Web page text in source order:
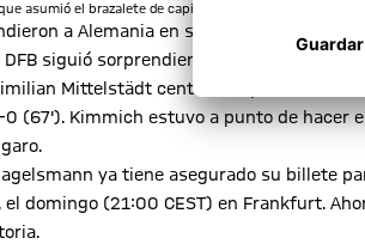
asumió el brazalete de capitán tras la sustitución de
a Alemania en sus anteriores
siguió sorprendiendo por su aplomo,
Mittelstädt centró con precisión al
(67'). Kimmich estuvo a punto de hacer
ya tiene asegurado su billete
domingo (21:00 CEST) en Frankfurt.